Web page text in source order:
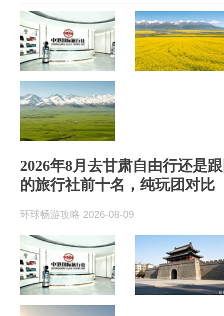
2026年8月去甘肃自由行还是
的旅行社前十名，纯玩团对比
环球畅游攻略 2026-08-09